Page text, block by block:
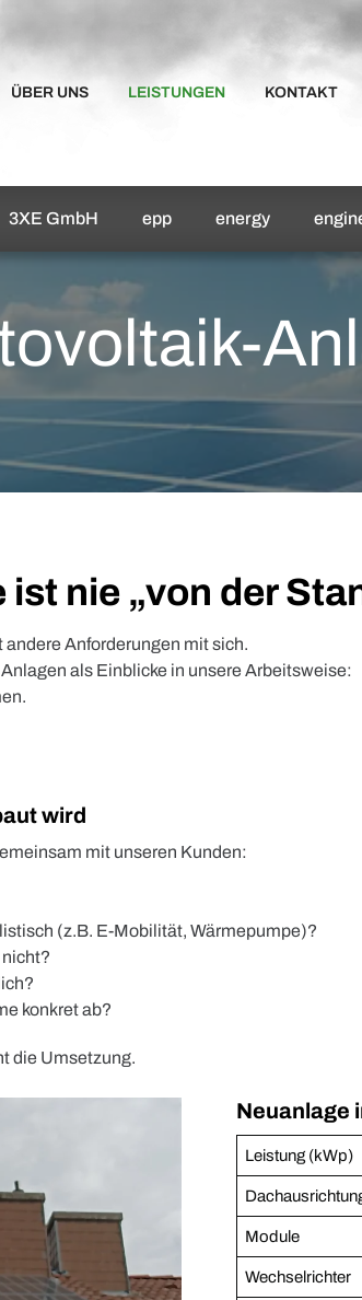
ÜBER UNS LEISTUNGEN KONTAKT
3XE GmbH epp energy
nie „von der
Anforderungen mit sich.
als Einblicke in unsere Arbeitsweise:
wird
mit unseren Kunden:
(z.B. E-Mobilität, Wärmepumpe)?
konkret ab?
die Umsetzung.
Neuanlage
Leistung (kWp)
Module
Wechselrichter